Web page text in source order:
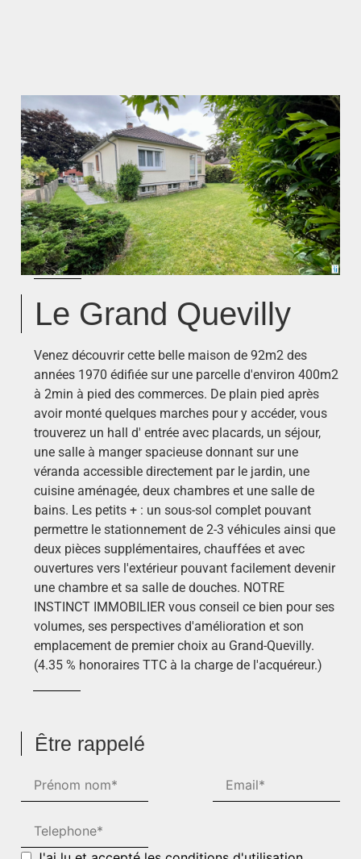
Le Grand Quevilly
Venez découvrir cette belle maison de 92m2 des
années 1970 édifiée sur une parcelle d'environ 400m2
à 2min à pied des commerces. De plain pied après
avoir monté quelques marches pour y accéder, vous
trouverez un hall d' entrée avec placards, un séjour,
une salle à manger spacieuse donnant sur une
véranda accessible directement par le jardin, une
cuisine aménagée, deux chambres et une salle de
bains. Les petits + : un sous-sol complet pouvant
permettre le stationnement de 2-3 véhicules ainsi que
deux pièces supplémentaires, chauffées et avec
ouvertures vers l'extérieur pouvant facilement devenir
une chambre et sa salle de douches. NOTRE
INSTINCT IMMOBILIER vous conseil ce bien pour ses
volumes, ses perspectives d'amélioration et son
emplacement de premier choix au Grand-Quevilly.
(4.35 % honoraires TTC à la charge de l'acquéreur.)
Être rappelé